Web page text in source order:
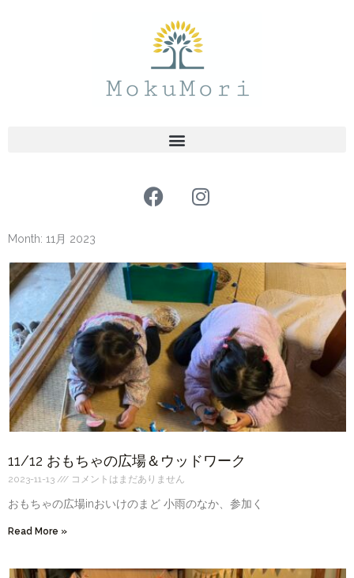
F
a
b
o
k
I
n
a
g
r
a
m
Month: 11月 2023
11/12 おもちゃの広場＆ウッドワーク
2023-11-13 コメントはまだありません
おもちゃの広場inおいけのまど 小雨のなか、参加く
Read More »